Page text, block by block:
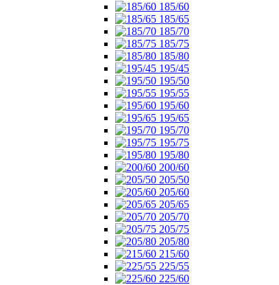
185/60
185/65
185/70
185/75
185/80
195/45
195/50
195/55
195/60
195/65
195/70
195/75
195/80
200/60
205/50
205/60
205/65
205/70
205/75
205/80
215/60
225/55
225/60